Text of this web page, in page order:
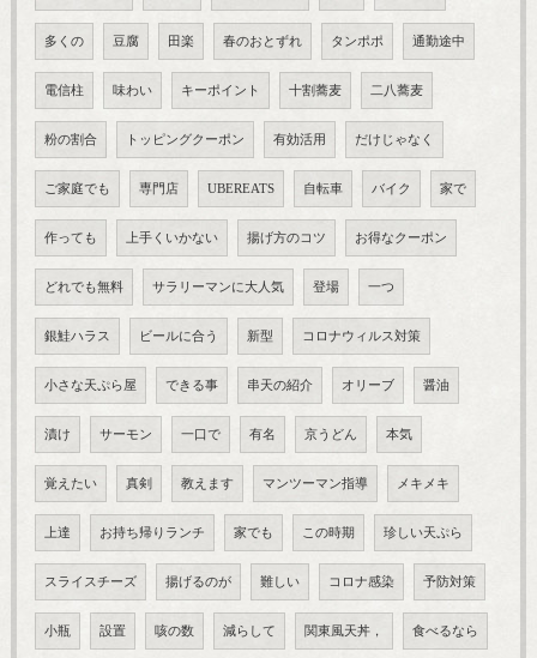
多くの 豆腐 田楽 春のおとずれ タンポポ 通勤途中
電信柱 味わい キーポイント 十割蕎麦 二八蕎麦
粉の割合 トッピングクーポン 有効活用 だけじゃなく
ご家庭でも 専門店 UBEREATS 自転車 バイク 家で
作っても 上手くいかない 揚げ方のコツ お得なクーポン
どれでも無料 サラリーマンに大人気 登場 一つ
銀鮭ハラス ビールに合う 新型 コロナウィルス対策
小さな天ぷら屋 できる事 串天の紹介 オリーブ 醤油
漬け サーモン 一口で 有名 京うどん 本気
覚えたい 真剣 教えます マンツーマン指導 メキメキ
上達 お持ち帰りランチ 家でも この時期 珍しい天ぷら
スライスチーズ 揚げるのが 難しい コロナ感染 予防対策
小瓶 設置 咳の数 減らして 関東風天丼， 食べるなら